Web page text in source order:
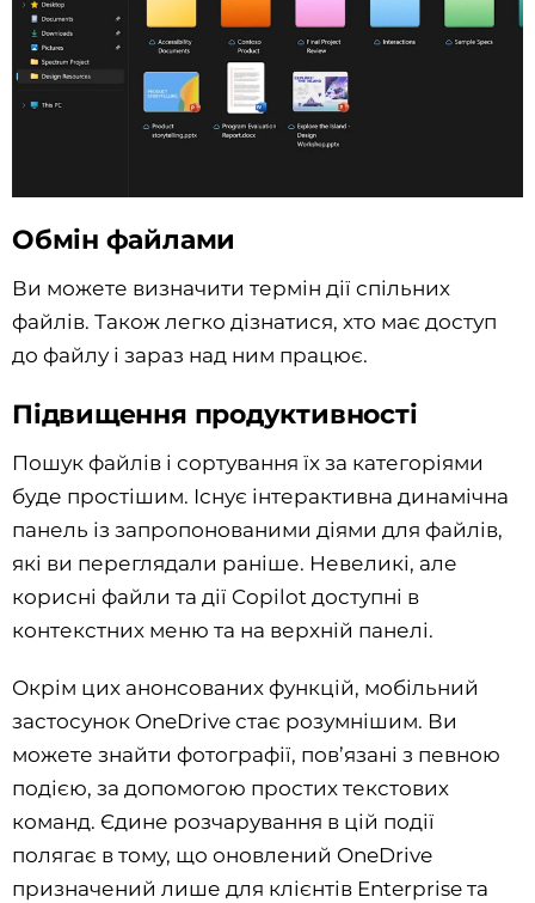
Обмін файлами
Ви можете визначити термін дії спільних
файлів. Також легко дізнатися, хто має доступ
до файлу і зараз над ним працює.
Підвищення продуктивності
Пошук файлів і сортування їх за категоріями
буде простішим. Існує інтерактивна динамічна
панель із запропонованими діями для файлів,
які ви переглядали раніше. Невеликі, але
корисні файли та дії Copilot доступні в
контекстних меню та на верхній панелі.
Окрім цих анонсованих функцій, мобільний
застосунок OneDrive стає розумнішим. Ви
можете знайти фотографії, пов’язані з певною
подією, за допомогою простих текстових
команд. Єдине розчарування в цій події
полягає в тому, що оновлений OneDrive
призначений лише для клієнтів Enterprise та